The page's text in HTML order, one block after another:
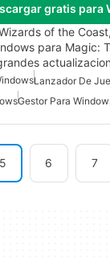
gratis para
of the
para Magic:
Lanzador De
Gestor Para
5 6 7